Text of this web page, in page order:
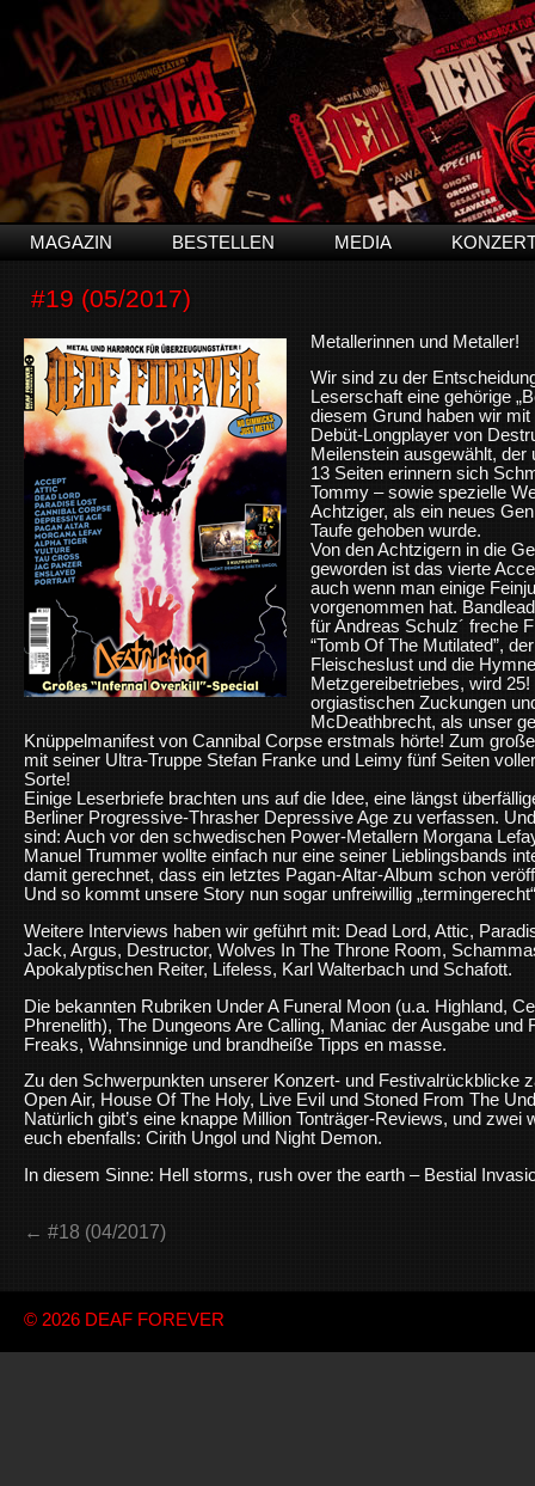
MAGAZIN BESTELLEN MEDIA
#19 (05/2017)
Metallerinnen und Metaller!
Wir sind zu der
Leserschaft eine gehörige
diesem Grund haben wir mit
Debüt-Longplayer von
Meilenstein ausgewählt,
13 Seiten erinnern sich
Tommy – sowie spezielle
Achtziger, als ein neues
Taufe gehoben wurde.
Von den Achtzigern in die
geworden ist das vierte
auch wenn man einige
vorgenommen hat.
für Andreas Schulz´ freche
“Tomb Of The Mutilated”,
Fleischeslust und die
Metzgereibetriebes, wird
orgiastischen Zuckungen
McDeathbrecht, als unser
Knüppelmanifest von Cannibal Corpse erstmals hörte! Zum
mit seiner Ultra-Truppe Stefan Franke und Leimy fünf Seiten
Sorte!
Einige Leserbriefe brachten uns auf die Idee, eine längst
Berliner Progressive-Thrasher Depressive Age zu verfassen.
sind: Auch vor den schwedischen Power-Metallern Morgana
Manuel Trummer wollte einfach nur eine seiner Lieblingsbands
damit gerechnet, dass ein letztes Pagan-Altar-Album schon
Und so kommt unsere Story nun sogar unfreiwillig
Weitere Interviews haben wir geführt mit: Dead Lord, Attic,
Jack, Argus, Destructor, Wolves In The Throne Room,
Apokalyptischen Reiter, Lifeless, Karl Walterbach und Schafott.
Die bekannten Rubriken Under A Funeral Moon (u.a. Highland,
Phrenelith), The Dungeons Are Calling, Maniac der Ausgabe und
Freaks, Wahnsinnige und brandheiße Tipps en masse.
Zu den Schwerpunkten unserer Konzert- und Festivalrückblicke
Open Air, House Of The Holy, Live Evil und Stoned From The
Natürlich gibt’s eine knappe Million Tonträger-Reviews, und
euch ebenfalls: Cirith Ungol und Night Demon.
In diesem Sinne: Hell storms, rush over the earth – Bestial
← #18 (04/2017)
© 2026 DEAF FOREVER